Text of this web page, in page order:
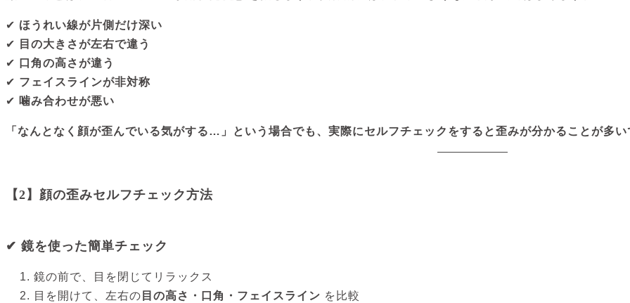
✔ ほうれい線が片側だけ深い
✔
目の大きさが左右で違う
✔ 口角の高さが違う
✔ フェイスラインが非対称
✔ 噛み合わせが悪い
「なんとなく顔が歪んでいる気がする…」という場合でも、実際にセルフチェックをすると歪みが分かることが多い
【2】顔の歪みセルフチェック方法
✔ 鏡を使った簡単チェック
鏡の前で、目を閉じてリラックス
目を開けて、左右の 目の高さ・口角・フェイスライン を比較